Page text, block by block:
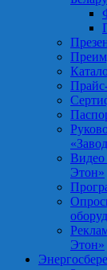
Видео
Этон»
Этон»